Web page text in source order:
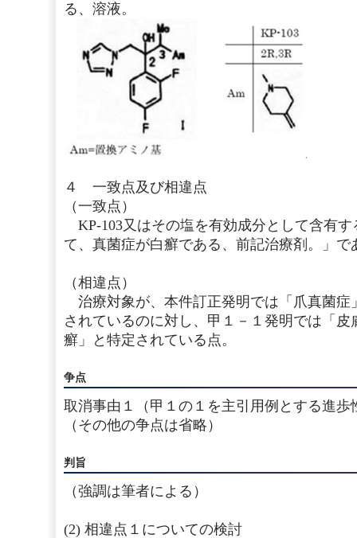
る、溶液。
４ 一致点及び相違点
（一致点）
KP-103又はその塩を有効成分として含有
て、真菌症が白癬である、前記治療剤。」で
（相違点）
治療対象が、本件訂正発明では「爪真菌症
されているのに対し、甲１－１発明では「
癬」と特定されている点。
争点
取消事由１（甲１の１を主引用例とする進歩
（その他の争点は省略）
判旨
（強調は筆者による）
(2) 相違点１についての検討